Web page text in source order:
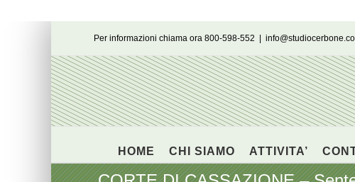
Per informazioni chiama ora 800-598-552
HOME CHI SIAMO ATTIVITA’